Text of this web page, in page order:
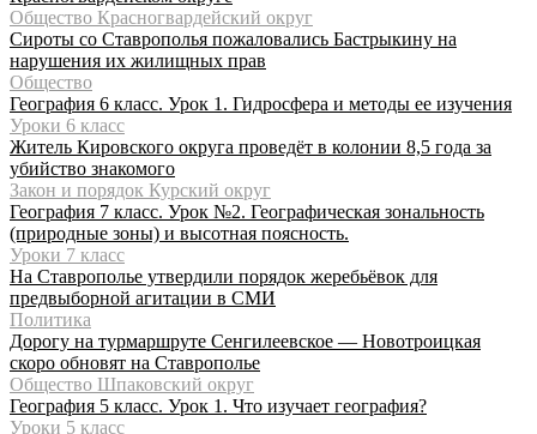
Общество Красногвардейский округ
Сироты со Ставрополья пожаловались Бастрыкину на
нарушения их жилищных прав
Общество
География 6 класс. Урок 1. Гидросфера и методы ее изучения
Уроки 6 класс
Житель Кировского округа проведёт в колонии 8,5 года за
убийство знакомого
Закон и порядок Курский округ
География 7 класс. Урок №2. Географическая зональность
(природные зоны) и высотная поясность.
Уроки 7 класс
На Ставрополье утвердили порядок жеребьёвок для
предвыборной агитации в СМИ
Политика
Дорогу на турмаршруте Сенгилеевское — Новотроицкая
скоро обновят на Ставрополье
Общество Шпаковский округ
География 5 класс. Урок 1. Что изучает география?
Уроки 5 класс